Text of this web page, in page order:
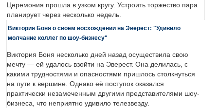
Церемония прошла в узком кругу. Устроить торжество пара
планирует через несколько недель.
Виктория Боня о своем восхождении на Эверест: "Удивило
молчание коллег по шоу-бизнесу"
Виктория Боня несколько дней назад осуществила свою
мечту — ей удалось взойти на Эверест. Она делилась, с
какими трудностями и опасностями пришлось столкнуться
на пути к вершине. Однако её поступок оказался
практически незамеченным другими представителями шоу-
бизнеса, что неприятно удивило телезвезду.